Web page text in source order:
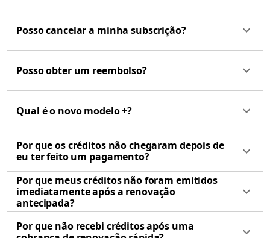
Posso cancelar a minha subscrição?
Posso obter um reembolso?
Qual é o novo modelo +?
Por que os créditos não chegaram depois de
eu ter feito um pagamento?
Por que meus créditos não foram emitidos
imediatamente após a renovação
antecipada?
Por que não recebi créditos após uma